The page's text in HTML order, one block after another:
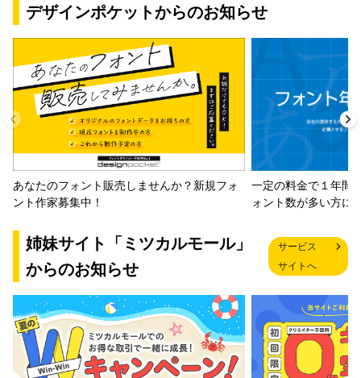
デザインポケットからのお知らせ
あなたのフォント販売しませんか？新規フォ
ント作家募集中！
一定の料金で１年間
ォント数が多い方に
姉妹サイト「ミツカルモール」
からのお知らせ
サービス
サイトへ